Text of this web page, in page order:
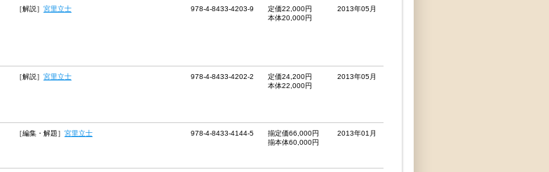
［解説］ 宮里立士 978-4-8433-4203-9
定価22,000円
本体20,000円
2013年05月
［解説］ 宮里立士 978-4-8433-4202-2
定価24,200円
本体22,000円
2013年05月
［編集・解題］ 宮里立士 978-4-8433-4144-5
揃定価66,000円
揃本体60,000円
2013年01月